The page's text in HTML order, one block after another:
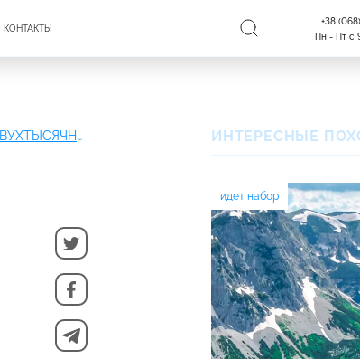
КОНТАКТЫ
+38
Пн - Пт с
КЛАССИЧЕСКИЙ ПОХОД 🏆 ВСЕ ДВУХТЫСЯЧНИКИ | ЧЕРНОГОРСКИЙ ХРЕБЕТ ИНТЕРЕСНЫЕ
идет набор